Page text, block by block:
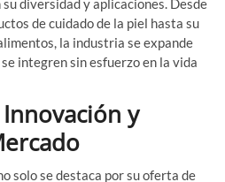
diversidad y aplicaciones. Desde
de cuidado de la piel hasta su
la industria se expande
integren sin esfuerzo en la vida
y
solo se destaca por su oferta de